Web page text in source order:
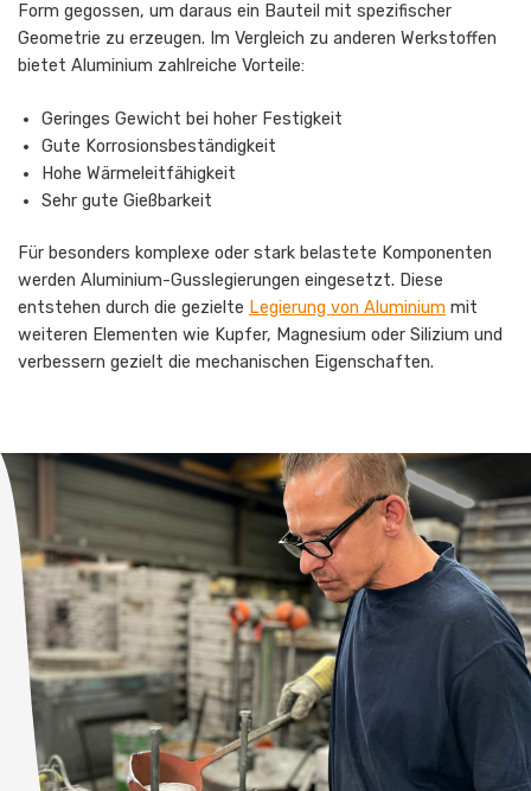
Form gegossen, um daraus ein Bauteil mit spezifischer
Geometrie zu erzeugen. Im Vergleich zu anderen Werkstoffen
bietet Aluminium zahlreiche Vorteile:
Geringes Gewicht bei hoher Festigkeit
Gute Korrosionsbeständigkeit
Hohe Wärmeleitfähigkeit
Sehr gute Gießbarkeit
Für besonders komplexe oder stark belastete Komponenten
werden Aluminium-Gusslegierungen eingesetzt. Diese
entstehen durch die gezielte Legierung von Aluminium mit
weiteren Elementen wie Kupfer, Magnesium oder Silizium und
verbessern gezielt die mechanischen Eigenschaften.